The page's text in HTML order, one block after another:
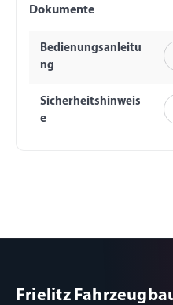
Dokumente
Bedienungsanleitu
ng
Sicherheitshinweis
e
Frielitz